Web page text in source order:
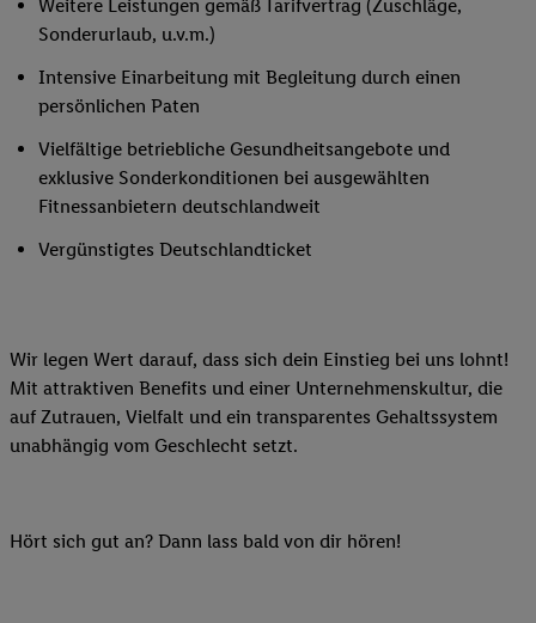
Weitere Leistungen gemäß Tarifvertrag (Zuschläge,
Sonderurlaub, u.v.m.)
Intensive Einarbeitung mit Begleitung durch einen
persönlichen Paten
Vielfältige betriebliche Gesundheitsangebote und
exklusive Sonderkonditionen bei ausgewählten
Fitnessanbietern deutschlandweit
Vergünstigtes Deutschlandticket
Wir legen Wert darauf, dass sich dein Einstieg bei uns lohnt!
Mit attraktiven Benefits und einer Unternehmenskultur, die
auf Zutrauen, Vielfalt und ein transparentes Gehaltssystem
unabhängig vom Geschlecht setzt.
Hört sich gut an? Dann lass bald von dir hören!